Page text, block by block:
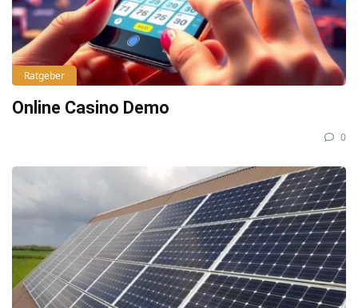
Ratgeber
Online Casino Demo
0